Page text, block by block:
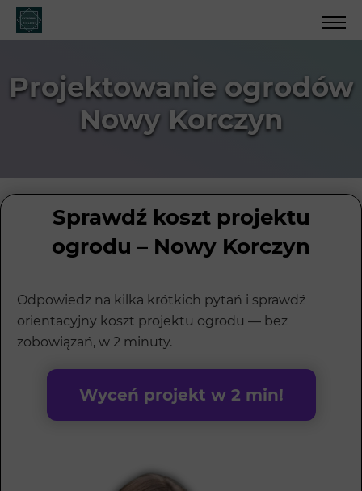
Projektowanie ogrodów
Nowy Korczyn
Sprawdź koszt projektu
ogrodu – Nowy Korczyn
Odpowiedz na kilka krótkich pytań i sprawdź
orientacyjny koszt projektu ogrodu — bez
zobowiązań, w 2 minuty.
Wyceń projekt w 2 min!